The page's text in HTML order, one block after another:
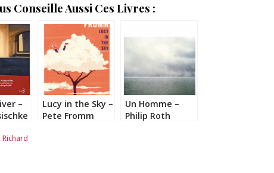
Conseille Aussi Ces Livres :
–
Lucy in the Sky –
Pete Fromm
Un Homme –
Philip Roth